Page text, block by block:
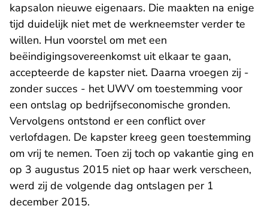
kapsalon nieuwe eigenaars. Die maakten na enige
tijd duidelijk niet met de werkneemster verder te
willen. Hun voorstel om met een
beëindigingsovereenkomst uit elkaar te gaan,
accepteerde de kapster niet. Daarna vroegen zij -
zonder succes - het UWV om toestemming voor
een ontslag op bedrijfseconomische gronden.
Vervolgens ontstond er een conflict over
verlofdagen. De kapster kreeg geen toestemming
om vrij te nemen. Toen zij toch op vakantie ging en
op 3 augustus 2015 niet op haar werk verscheen,
werd zij de volgende dag ontslagen per 1
december 2015.